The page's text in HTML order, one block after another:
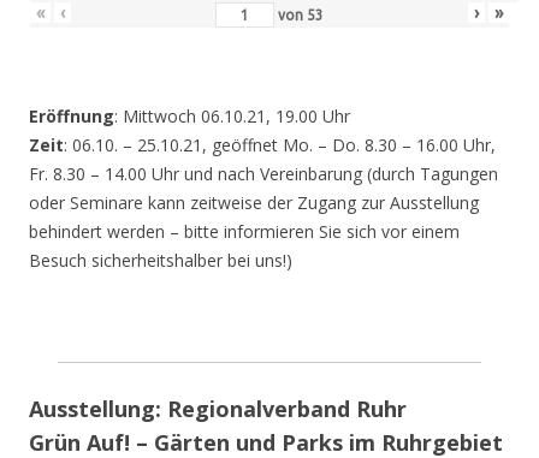
« ‹ von 53 › »
Eröffnung: Mittwoch 06.10.21, 19.00 Uhr
Zeit: 06.10. – 25.10.21, geöffnet Mo. – Do. 8.30 – 16.00 Uhr,
Fr. 8.30 – 14.00 Uhr und nach Vereinbarung (durch Tagungen
oder Seminare kann zeitweise der Zugang zur Ausstellung
behindert werden – bitte informieren Sie sich vor einem
Besuch sicherheitshalber bei uns!)
Ausstellung: Regionalverband Ruhr
Grün Auf! – Gärten und Parks im Ruhrgebiet